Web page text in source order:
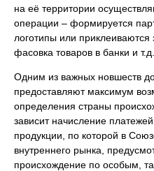
на её территории
операции – формируется
логотипы или приклеиваются
фасовка товаров в банки и т.д.
Одним из важных новшеств
предоставляют максимум
определения страны
зависит начисление
продукции, по которой в
внутреннего рынка,
происхождение по особым,